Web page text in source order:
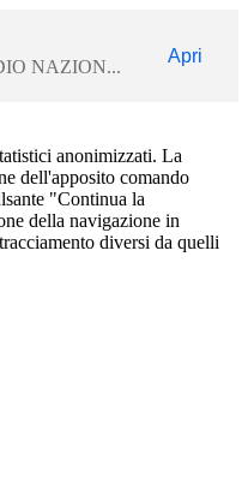
NAZION...
Apri
anonimizzati. La
dell'apposito comando
"Continua la
della navigazione in
diversi da quelli